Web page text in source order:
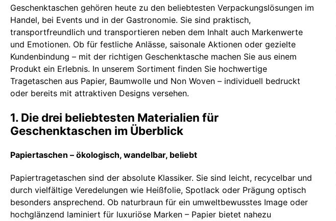
Geschenktaschen gehören heute zu den beliebtesten Verpackungslösungen im
Handel, bei Events und in der Gastronomie. Sie sind praktisch,
transportfreundlich und transportieren neben dem Inhalt auch Markenwerte
und Emotionen. Ob für festliche Anlässe, saisonale Aktionen oder gezielte
Kundenbindung – mit der richtigen Geschenktasche machen Sie aus einem
Produkt ein Erlebnis. In unserem Sortiment finden Sie hochwertige
Tragetaschen aus Papier, Baumwolle und Non Woven – individuell bedruckt
oder bereits mit attraktiven Designs versehen.
1. Die drei beliebtesten Materialien für
Geschenktaschen im Überblick
Papiertaschen – ökologisch, wandelbar, beliebt
Papiertragetaschen sind der absolute Klassiker. Sie sind leicht, recycelbar und
durch vielfältige Veredelungen wie Heißfolie, Spotlack oder Prägung optisch
besonders ansprechend. Ob naturbraun für ein umweltbewusstes Image oder
hochglänzend laminiert für luxuriöse Marken – Papier bietet nahezu